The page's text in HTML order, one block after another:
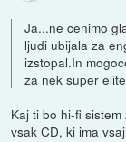
Ja...ne cenimo
ljudi ubijala za
izstopal.In
za nek super
Kaj ti bo hi-fi
vsak CD, ki ima